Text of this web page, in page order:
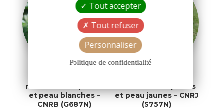
roux cou nu à pattes
et peau blanches –
CNRB (G687N)
roux cou nu à pattes
et peau jaunes – CNRJ
(S757N)
Tout accepter
Tout refuser
Personnaliser
Politique de confidentialité